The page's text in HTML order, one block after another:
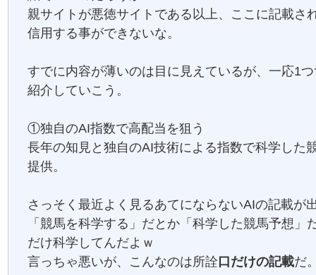
親サイトが悪徳サイトである以上、ここに記載さ
信用する事ができないな。
すでに内容が薄いのは目に見えているが、一応1
紹介していこう。
①独自のAI指数で高配当を狙う
長年の知見と独自のAI技術による指数で科学した
提供。
さっそく最近よく見るあてにならないAIの記載が
「競馬を科学する」だとか「科学した競馬予想」
だけ科学してんだよｗ
言っちゃ悪いが、こんなのは所詮 口だけの記載だ